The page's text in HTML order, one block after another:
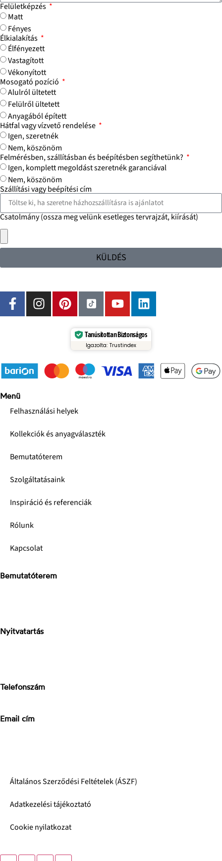
Felületképzés
Matt
Fényes
Élkialakítás
Élfényezett
Vastagított
Vékonyított
Mosogató pozíció
Alulról ültetett
Felülről ültetett
Anyagából épített
Hátfal vagy vízvető rendelése
Igen, szeretnék
Nem, köszönöm
Felmérésben, szállításban és beépítésben segíthetünk?
Igen, komplett megoldást szeretnék garanciával
Nem, köszönöm
Szállítási vagy beépítési cím
Csatolmány (ossza meg velünk esetleges tervrajzát, kiírását)
KÜLDÉS
Tanúsítottan Biztonságos
Igazolta: Trustindex
Menü
Felhasználási helyek
Kollekciók és anyagválaszték
Bemutatóterem
Szolgáltatásaink
Inspiráció és referenciák
Rólunk
Kapcsolat
Bemutatóterem
Nyitvatartás
Telefonszám
Email cím
Általános Szerződési Feltételek (ÁSZF)
Adatkezelési tájékoztató
Cookie nyilatkozat